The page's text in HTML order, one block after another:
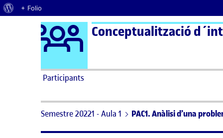
Quant al WordPress
+ Folio
Saltar al contingut Logo Ágora
Conceptualització
Participants
Semestre 20221 - Aula 1 PAC1. Anàlisi d’una